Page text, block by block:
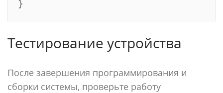
Тестирование устройства
После завершения программирования и
сборки системы, проверьте работу